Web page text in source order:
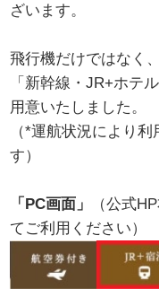
ざいます。
飛行機だけではなく
「新幹線・JR+ホテ
用意いたしました。
（*運航状況により
す）
「PC画面」
（公式
てご利用ください）